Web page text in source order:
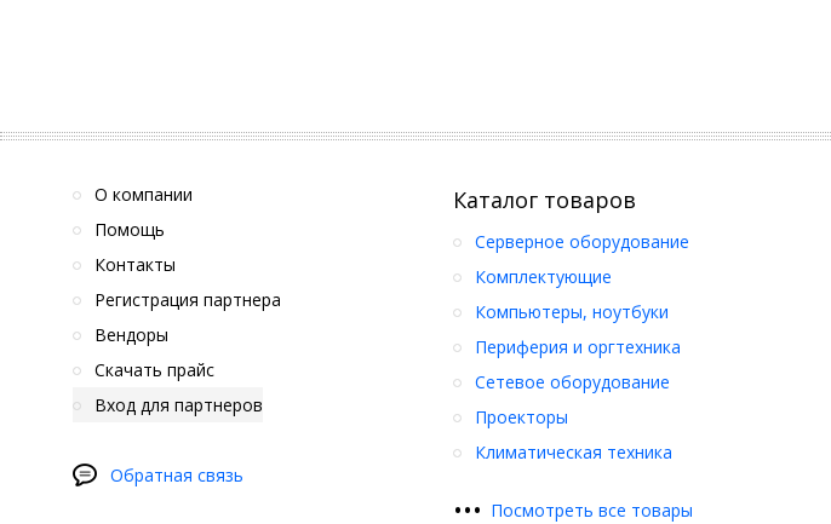
О компании
Помощь
Контакты
Регистрация партнера
Вендоры
Скачать прайс
Вход для партнеров
Обратная связь
Каталог товаров
Серверное оборудование
Комплектующие
Компьютеры, ноутбуки
Периферия и оргтехника
Сетевое оборудование
Проекторы
Климатическая техника
••• Посмотреть все товары